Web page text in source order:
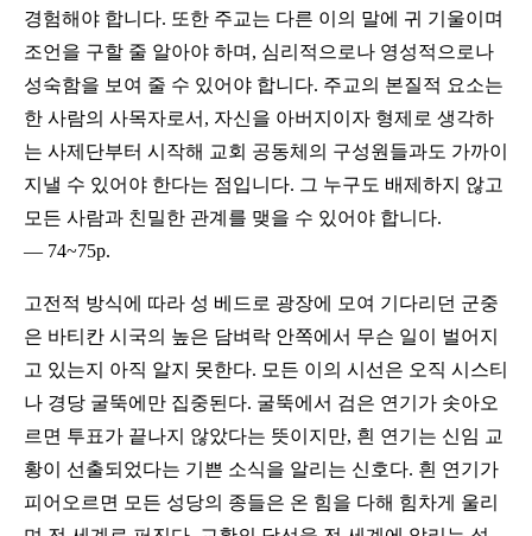
경험해야 합니다. 또한 주교는 다른 이의 말에 귀 기울이며
조언을 구할 줄 알아야 하며, 심리적으로나 영성적으로나
성숙함을 보여 줄 수 있어야 합니다. 주교의 본질적 요소는
한 사람의 사목자로서, 자신을 아버지이자 형제로 생각하
는 사제단부터 시작해 교회 공동체의 구성원들과도 가까이
지낼 수 있어야 한다는 점입니다. 그 누구도 배제하지 않고
모든 사람과 친밀한 관계를 맺을 수 있어야 합니다.
― 74~75p.
고전적 방식에 따라 성 베드로 광장에 모여 기다리던 군중
은 바티칸 시국의 높은 담벼락 안쪽에서 무슨 일이 벌어지
고 있는지 아직 알지 못한다. 모든 이의 시선은 오직 시스티
나 경당 굴뚝에만 집중된다. 굴뚝에서 검은 연기가 솟아오
르면 투표가 끝나지 않았다는 뜻이지만, 흰 연기는 신임 교
황이 선출되었다는 기쁜 소식을 알리는 신호다. 흰 연기가
피어오르면 모든 성당의 종들은 온 힘을 다해 힘차게 울리